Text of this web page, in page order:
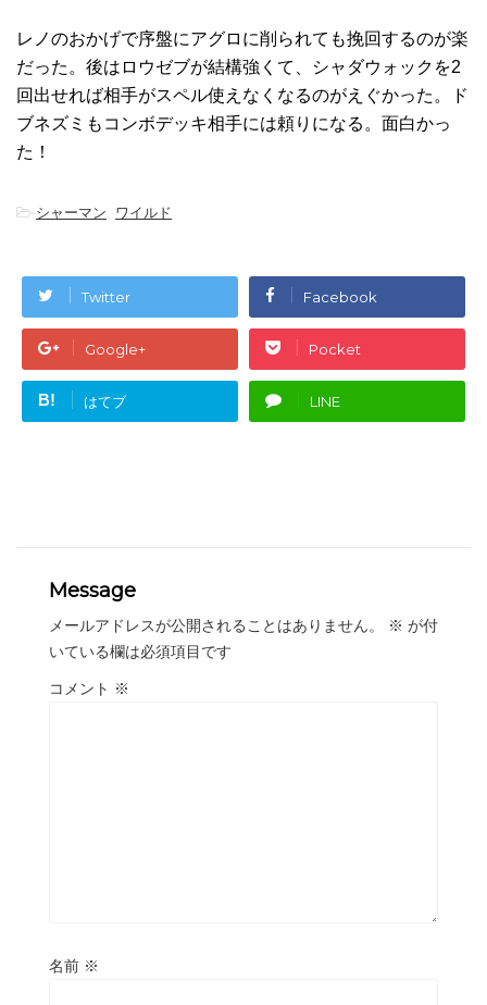
レノのおかげで序盤にアグロに削られても挽回するのが楽
だった。後はロウゼブが結構強くて、シャダウォックを2
回出せれば相手がスペル使えなくなるのがえぐかった。ド
ブネズミもコンボデッキ相手には頼りになる。面白かっ
た！
-シャーマン, ワイルド
Twitter Facebook
Google+ Pocket
B! はてブ LINE
Message
メールアドレスが公開されることはありません。 ※ が付
いている欄は必須項目です
コメント ※
名前 ※